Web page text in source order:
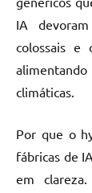
IA
colossais e
climáticas.
Por que o
fábricas de
em